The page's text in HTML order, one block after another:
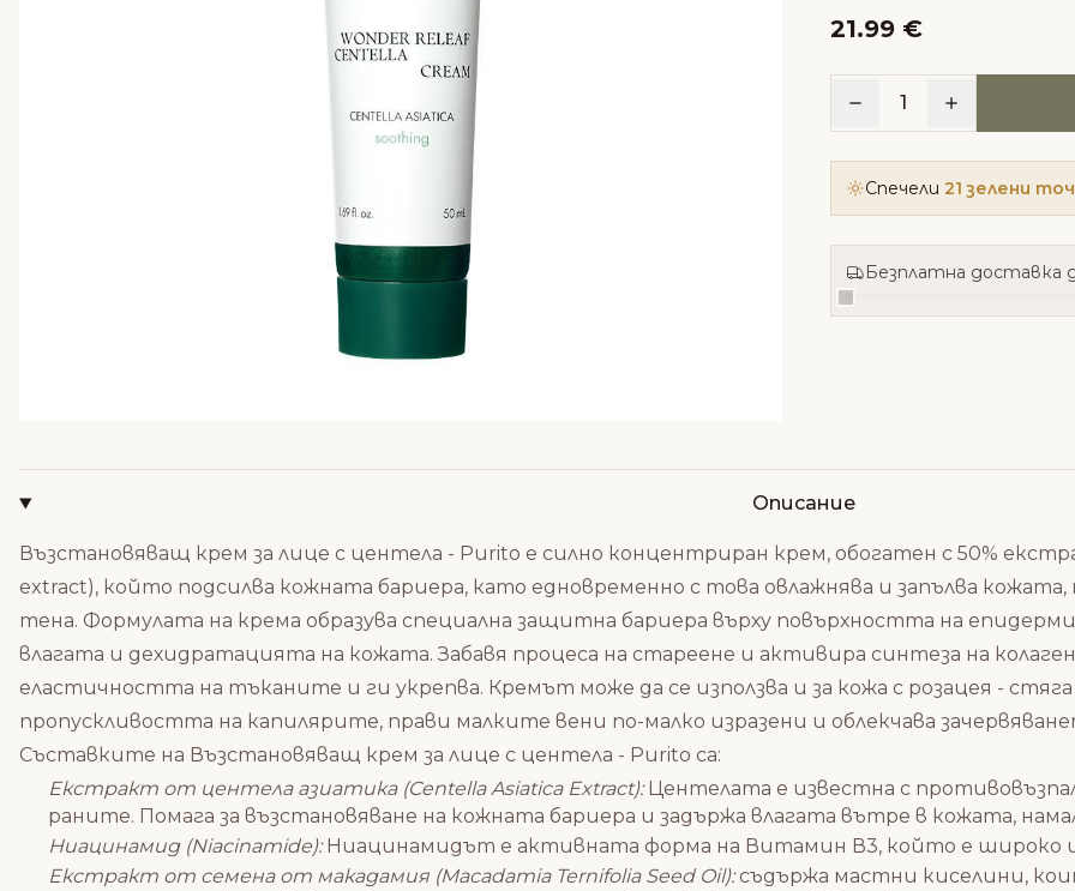
21.99 €
1
Спечели 21 зелени
Безплатна доставка
Описание
Възстановяващ крем за лице с центела - Purito е силно концентриран крем, обогатен с 50%
extract), който подсилва кожната бариера, като едновременно с това овлажнява и запълва
тена. Формулата на крема образува специална защитна бариера върху повърхността на
влагата и дехидратацията на кожата. Забавя процеса на стареене и активира синтеза на
еластичността на тъканите и ги укрепва. Кремът може да се използва и за кожа с розацея -
пропускливостта на капилярите, прави малките вени по-малко изразени и облекчава
Съставките на Възстановяващ крем за лице с центела - Purito са:
Екстракт от центела азиатика (Centella Asiatica Extract):Центелата е известна с
раните. Помага за възстановяване на кожната бариера и задържа влагата вътре в кожата,
Ниацинамид (Niacinamide):Ниацинамидът е активната форма на Витамин В3, който е широко
Екстракт от семена от макадамия (Macadamia Ternifolia Seed Oil):съдържа мастни киселини,